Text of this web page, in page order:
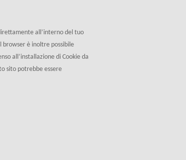
all’interno del tuo
browser è inoltre possibile
all’installazione di Cookie da
sito potrebbe essere